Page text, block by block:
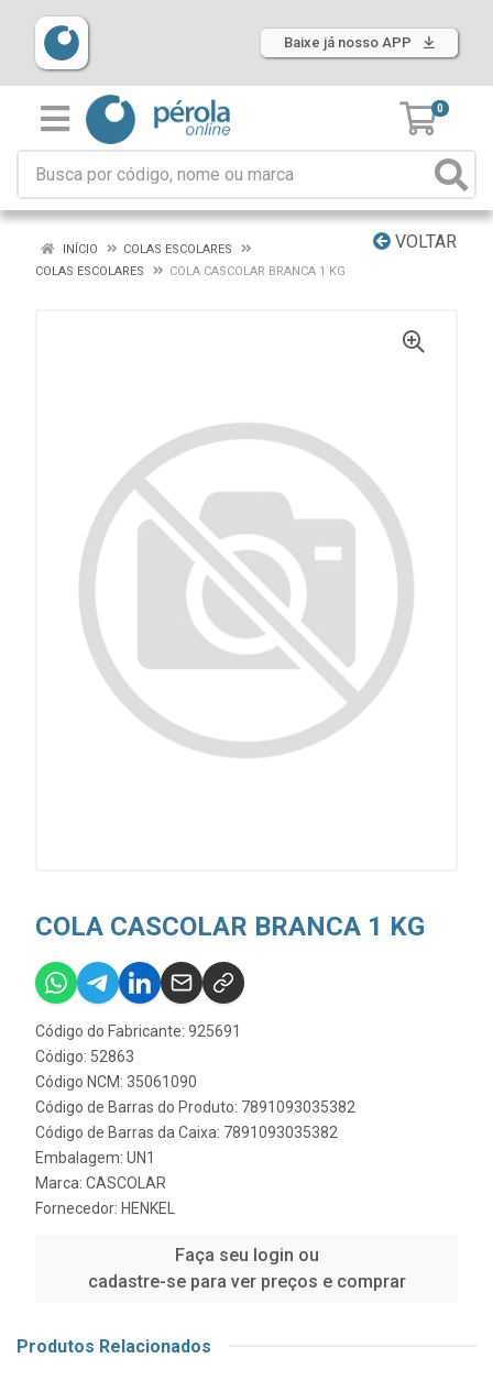
Baixe já nosso APP
0
VOLTAR
INÍCIO
COLAS ESCOLARES
COLAS ESCOLARES
COLA CASCOLAR BRANCA 1 KG
COLA CASCOLAR BRANCA 1 KG
Código do Fabricante: 925691
Código: 52863
Código NCM: 35061090
Código de Barras do Produto: 7891093035382
Código de Barras da Caixa: 7891093035382
Embalagem: UN1
Marca: CASCOLAR
Fornecedor: HENKEL
Faça seu login ou
cadastre-se para ver preços e comprar
Produtos Relacionados